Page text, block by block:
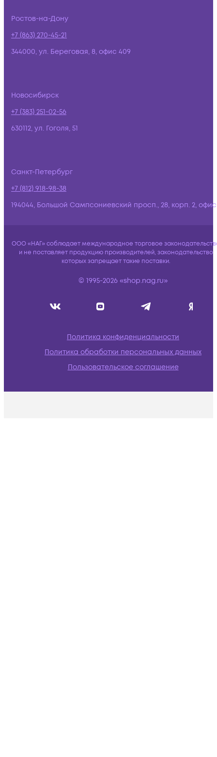
Ростов-на-Дону
+7 (863) 270-45-21
344000, ул. Береговая, 8, офис 409
Новосибирск
+7 (383) 251-02-56
630112, ул. Гоголя, 51
Санкт-Петербург
+7 (812) 918-98-38
194044, Большой Сампсониевский просп., 28, корп. 2,
ООО «НАГ» соблюдает международное торговое
и не поставляет продукцию производителей, законодательство
которых запрещает такие поставки.
© 1995-2026 «shop.nag.ru»
Политика конфиденциальности
Политика обработки персональных данных
Пользовательское соглашение